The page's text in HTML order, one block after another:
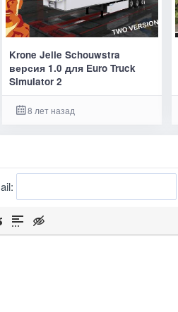
Krone Jelle Schouwstra
версия 1.0 для Euro Truck
Simulator 2
8 лет назад